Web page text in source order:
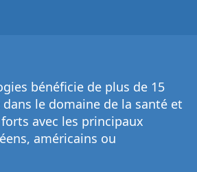
bénéficie de plus de 15
dans le domaine de la santé et
avec les principaux
américains ou